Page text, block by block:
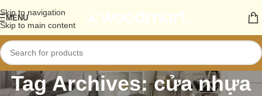
Skip to navigation
Skip to main content
MENU
Tag Archives: cửa nhựa